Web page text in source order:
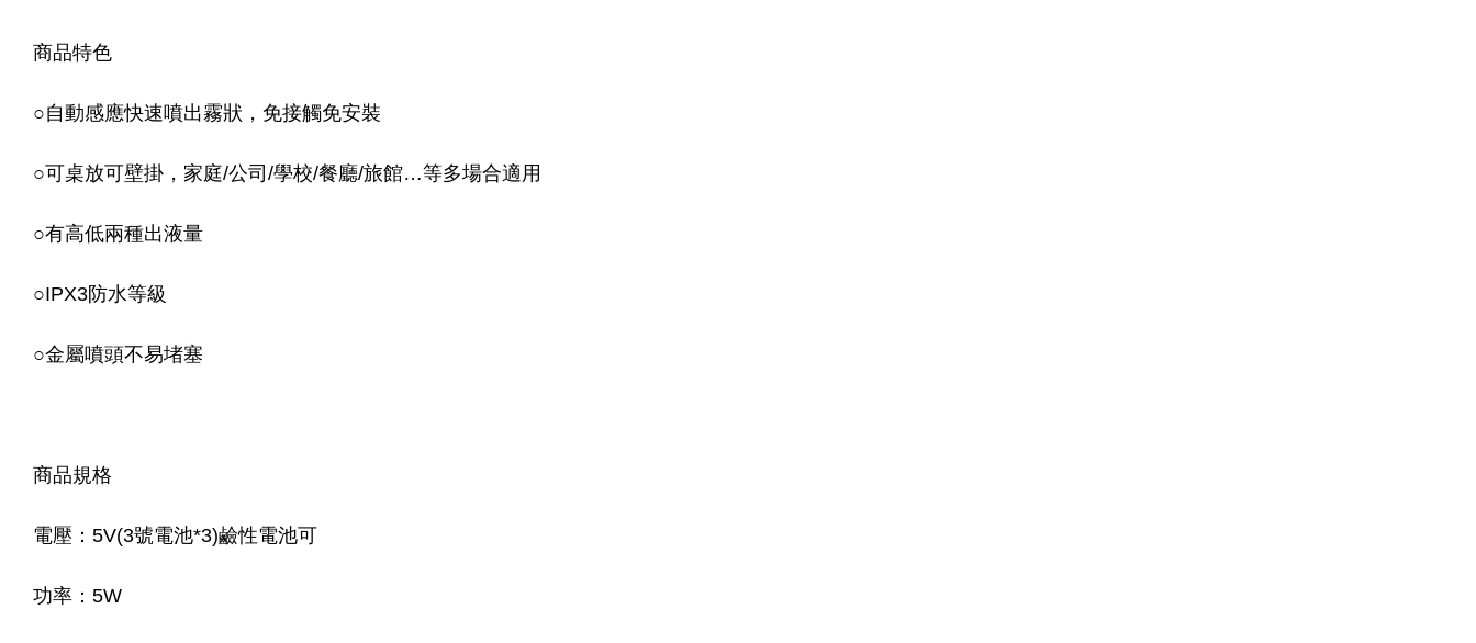
商品特色
○自動感應快速噴出霧狀，免接觸免安裝
○可桌放可壁掛，家庭/公司/學校/餐廳/旅館…等多場合適用
○有高低兩種出液量
○IPX3防水等級
○金屬噴頭不易堵塞
商品規格
電壓：5V(3號電池*3)鹼性電池可
功率：5W